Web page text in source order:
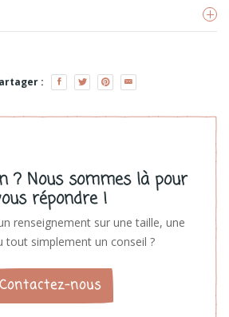
Voir les produits
:
? Nous sommes là pour
répondre !
renseignement sur une taille, une
tout simplement un conseil ?
Contactez-nous